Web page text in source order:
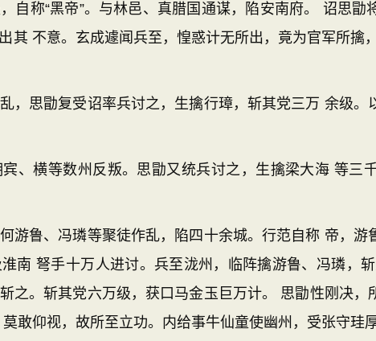
称“黑帝”。与林邑、真腊国通谋，陷安南府。 诏思勖
其 不意。玄成遽闻兵至，惶惑计无所出，竟为官军所擒
思勖复受诏率兵讨之，生擒行璋，斩其党三万 余级。
横等数州反叛。思勖又统兵讨之，生擒梁大海 等三
鲁、冯璘等聚徒作乱，陷四十余城。行范自称 帝，游
南 弩手十万人进讨。兵至泷州，临阵擒游鲁、冯璘，
之。斩其党六万级，获口马金玉巨万计。 思勖性刚决，
敢仰视，故所至立功。内给事牛仙童使幽州，受张守珪